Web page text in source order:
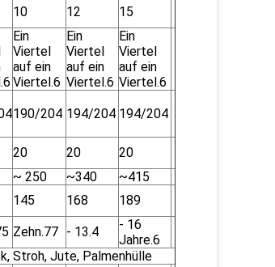
10 12 15
Ein
Viertel
auf ein
Viertel.6
Ein
Viertel
auf ein
Viertel.6
Ein
Viertel
auf ein
Viertel.6
190/204 194/204 194/204
20 20 20
~ 250 ~340
~415
145 168
189
Zehn.77 - 13.4
- 16
Jahre.6
Stroh, Jute, Palmenhülle